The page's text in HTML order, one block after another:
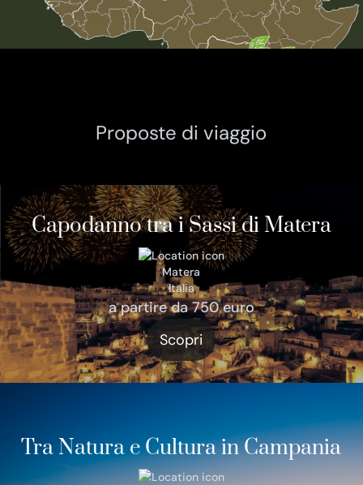
Proposte di viaggio
Capodanno tra i Sassi di Matera
Matera
Italia
a partire da 750 euro
Scopri
Tra Natura e Cultura in Campania